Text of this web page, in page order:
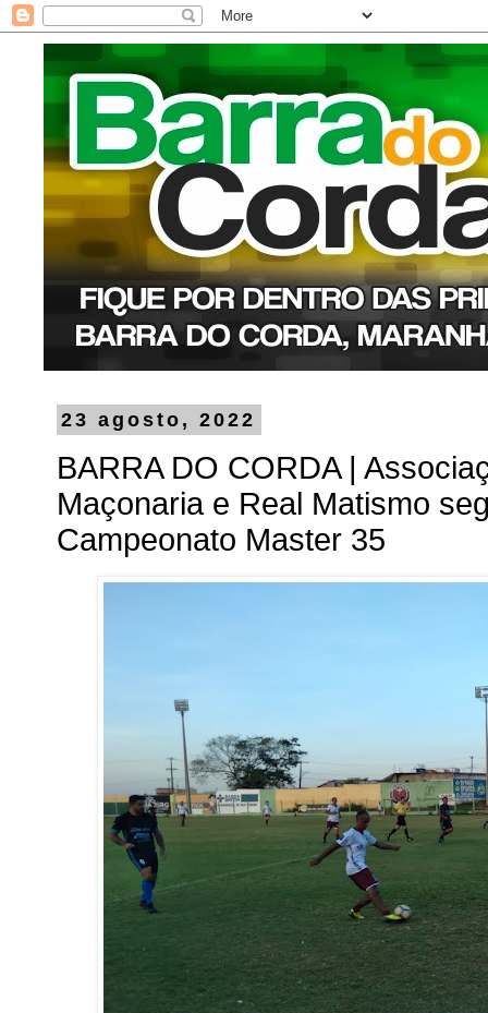
23 agosto, 2022
BARRA DO CORDA |
Maçonaria e Real Matismo
Campeonato Master 35